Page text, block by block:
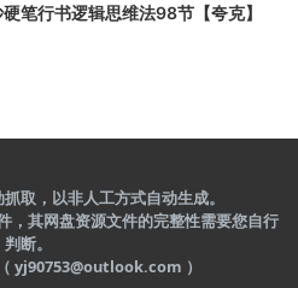
笔行书逻辑思维法98节【夸克】
取，以非人工方式自动生成。
，其网盘资源文件的完整性需要您自行
判断。
yj90753@outlook.com ）